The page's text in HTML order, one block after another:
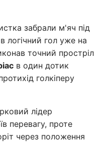
забрали м'яч під
логічний гол уже на
точний простріл
в один дотик
голкіперу
лідер
перевагу, проте
через положення